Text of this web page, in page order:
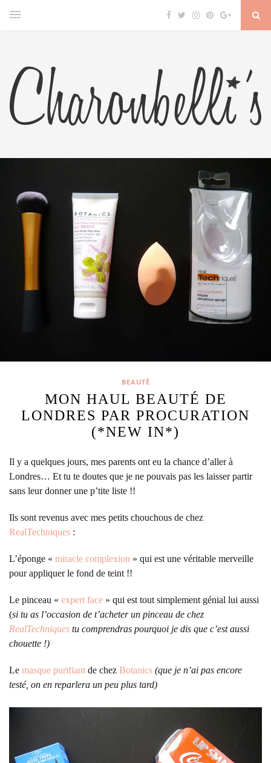
BEAUTÉ
MON HAUL BEAUTÉ DE
LONDRES PAR PROCURATION
(*NEW IN*)
Il y a quelques jours, mes parents ont eu la chance d’aller à
Londres… Et tu te doutes que je ne pouvais pas les laisser partir
sans leur donner une p’tite liste !!
Ils sont revenus avec mes petits chouchous de chez
RealTechniques :
L’éponge « miracle complexion » qui est une véritable merveille
pour appliquer le fond de teint !!
Le pinceau « expert face » qui est tout simplement génial lui aussi
(si tu as l’occasion de t’acheter un pinceau de chez
RealTechniques tu comprendras pourquoi je dis que c’est aussi
chouette !)
Le masque purifiant de chez Botanics (que je n’ai pas encore
testé, on en reparlera un peu plus tard)